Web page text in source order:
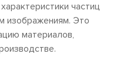
частиц
изображениям. Это
материалов,